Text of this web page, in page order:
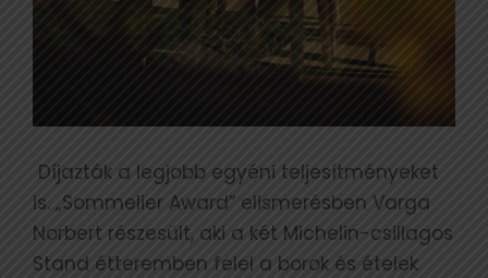
Díjazták a legjobb egyéni teljesítményeket
is. „Sommelier Award” elismerésben Varga
Norbert részesült, aki a két Michelin-csillagos
Stand étteremben felel a borok és ételek